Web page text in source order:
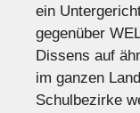
ein
gegenüber
Dissens auf
im ganzen
Schulbezirke